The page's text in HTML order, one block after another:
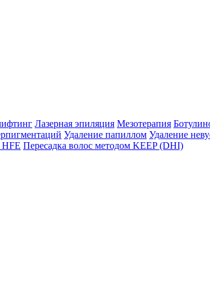
Лазерная эпиляция Мезотерапия
Удаление папиллом Удаление
HFE Пересадка волос методом KEEP (DHI)